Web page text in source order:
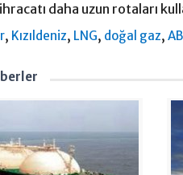
daha uzun rotaları
, Kızıldeniz, LNG, doğal gaz,